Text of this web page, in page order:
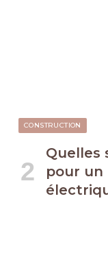
CONSTRUCTION
Quelles
pour un